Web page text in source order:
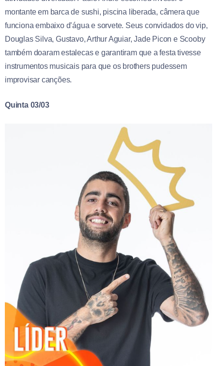
montante em barca de sushi, piscina liberada, câmera que
funciona embaixo d’água e sorvete. Seus convidados do vip,
Douglas Silva, Gustavo, Arthur Aguiar, Jade Picon e Scooby
também doaram estalecas e garantiram que a festa tivesse
instrumentos musicais para que os brothers pudessem
improvisar canções.
Quinta 03/03